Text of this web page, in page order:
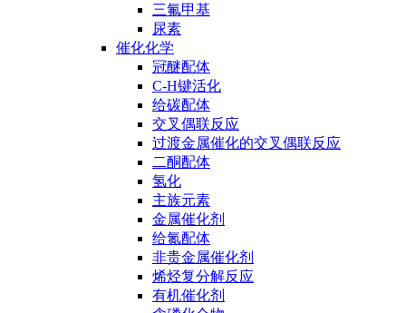
三氟甲基
尿素
催化化学
冠醚配体
C-H键活化
给碳配体
交叉偶联反应
过渡金属催化的交叉偶联反应
二酮配体
氢化
主族元素
金属催化剂
给氮配体
非贵金属催化剂
烯烃复分解反应
有机催化剂